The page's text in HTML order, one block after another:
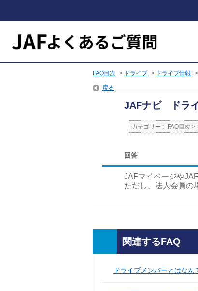
FAQ目次 > ドライブ > ドライブ情報 >
戻る
JAFナビ ドライ
カテゴリー : FAQ目次 >
回答
JAFマイページや
ただし、法人会員の
関連するFAQ
ドライブメンバーとはなん